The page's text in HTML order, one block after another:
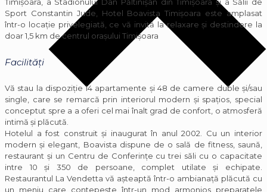
Sport Constantin Jude, Hotel Boavista Timișoara este amplasat
într-o locație privelegiată, ce vă invită la relaxare și destindere la
doar 1,5 km de centrul orașului Timișoara
Facilități
Vă stau la dispoziție 14 apartamente și 48 de camere duble și/sau
single, care se remarcă prin interiorul modern și spațios, special
conceptut spre a a oferi cel mai înalt grad de confort, o atmosferă
intimă și plăcută.
Hotelul a fost construit și inaugurat în anul 2002. Cu un interior
modern și elegant, Boavista dispune de o sală de fitness, saună,
restaurant și un Centru de Conferințe cu trei săli cu o capacitate
intre 10 și 350 de persoane, complet utilate și echipate.
Restaurantul La Vendetta vă așteaptă într-o ambianață plăcută cu
un meniu care contepește într-un mod armonios preparatele